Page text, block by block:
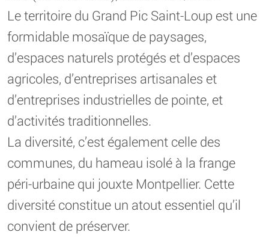
Le territoire du Grand Pic Saint-Loup est une
formidable mosaïque de paysages,
d’espaces naturels protégés et d’espaces
agricoles, d’entreprises artisanales et
d’entreprises industrielles de pointe, et
d’activités traditionnelles.
La diversité, c’est également celle des
communes, du hameau isolé à la frange
péri-urbaine qui jouxte Montpellier. Cette
diversité constitue un atout essentiel qu’il
convient de préserver.